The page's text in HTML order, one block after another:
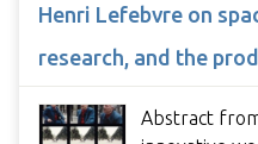
Henri Lefebvre on
research, and the
Abstract